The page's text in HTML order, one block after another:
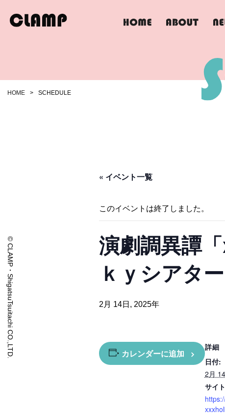
HOME > SCHEDULE
© CLAMP・ShigatsuTsuitachi CO.,LTD.
« イベント一覧
このイベントは終了しました。
演劇調異譚
ｋｙシアタ
2月 14日, 2025年
カレンダーに追加
詳細
日付:
2月
サイ